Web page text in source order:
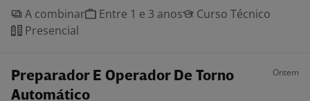
A combinar
Entre 1 e 3 anos
Curso Técnico
Presencial
Preparador E Operador De Torno
Automático
Ontem